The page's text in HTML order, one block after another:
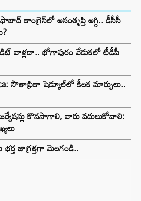
కాంగ్రెస్‌లో అసంతృప్తి అగ్గి.. డీసీసీ
వాళ్లదా.. భోగాపురం వేడుకలో టీడీపీ
సౌతాఫ్రికా షెడ్యూల్‌లో కీలక మార్పులు..
కొనసాగాలి, వారు వదులుకోవాలి:
జాగ్రత్తగా మెలగండి..